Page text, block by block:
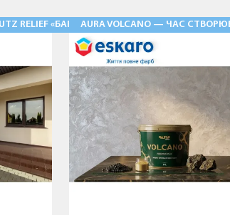
RELIEF «БАРАНЕЦЬ» — ФАСАДНІ
AURA VOLCANO — ЧАС